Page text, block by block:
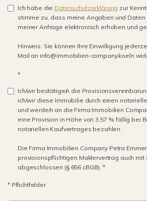
Ich habe die Datenschutzerklärung zur
stimme zu, dass meine Angaben und Daten
meiner Anfrage elektronisch erhoben und
Hinweis: Sie können Ihre Einwilligung
Mail an info@immobilien-company.koeln
*
Ich/wir bestätige/n die
ich/wir diese Immobilie durch einen
und werde/n an die Firma Immobilien
eine Provision in Höhe von 3,57 % fällig bei
notariellen Kaufvertrages bezahlen.
Die Firma Immobilien Company Petra
provisionspflichtigen Maklervertrag auch mit
abgeschlossen (§ 656 cBGB). *
* Pflichtfelder